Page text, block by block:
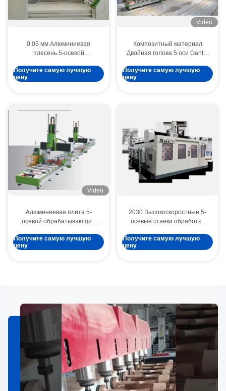
0.05 мм Алюминиевая
плесень 5-осевой
Фитинги для труб из
Получите самую лучшую
цену
Video
Композитный материал
Двойная голова 5 оси Gantry
гравировка
Получите самую лучшую
цену
Video
Алюминиевая плита 5-
осевой обрабатывающий
10260
Получите самую лучшую
цену
2030 Высокоскоростные 5-
осевые станки обработки
Получите самую лучшую
цену